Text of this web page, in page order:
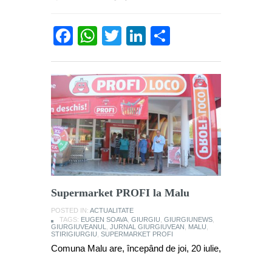
Facebook
WhatsApp
TwitterLinkedIn
Supermarket PROFI la Malu
POSTED IN: ACTUALITATE
TAGS: EUGEN SOAVA GIURGIU GIURGIUNEWS
GIURGIUVEANUL
JURNAL GIURGIUVEAN MALU
STIRIGIURGIU SUPERMARKET PROFI
Comuna Malu are, începând de joi, 20 iulie,